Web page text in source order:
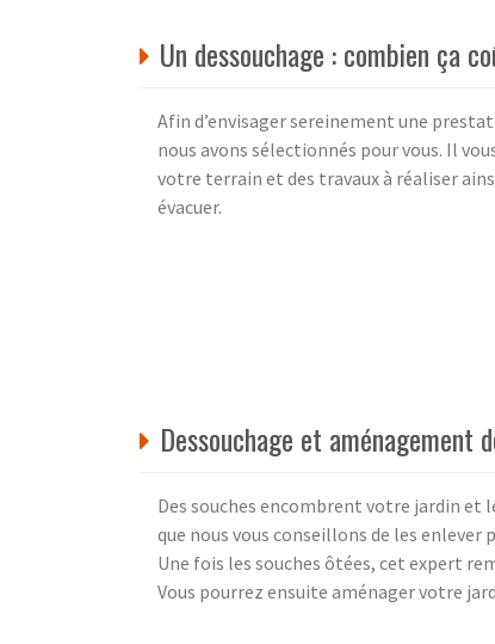
Un dessouchage : combien ça
Afin d’envisager sereinement une
nous avons sélectionnés pour vous. Il
votre terrain et des travaux à réaliser
évacuer.
Dessouchage et aménagement
Des souches encombrent votre jardin et
que nous vous conseillons de les enlever
Une fois les souches ôtées, cet expert
Vous pourrez ensuite aménager votre